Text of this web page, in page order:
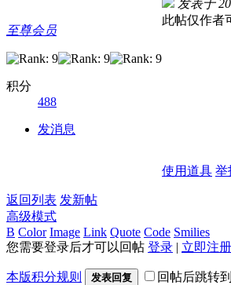
至尊会员
积分
488
发消息
发表于
此帖仅作者
使用道具 举
返回列表 发新帖
高级模式
B Color Image Link Quote Code Smilies
您需要登录后才可以回帖 登录 立即注册
本版积分规则 发表回复 回帖后跳转